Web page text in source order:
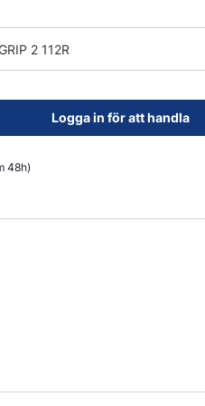
Till
2 112R
Logga in för att handla
48h)